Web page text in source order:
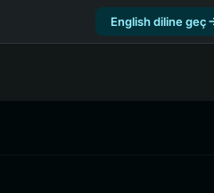
English diline geç